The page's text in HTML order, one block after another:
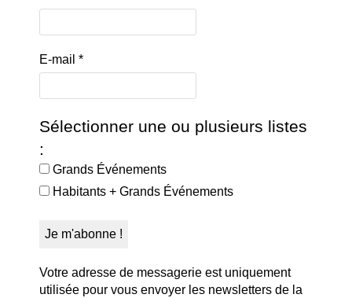
E-mail *
Sélectionner une ou plusieurs listes
:
Grands Événements
Habitants + Grands Événements
Votre adresse de messagerie est uniquement
utilisée pour vous envoyer les newsletters de la